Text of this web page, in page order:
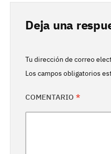
Deja una
Tu dirección de correo
Los campos obligatorios
COMENTARIO *